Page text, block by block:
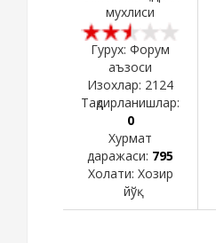
мухлиси
Гурух: Форум
аъзоси
Изохлар: 2124
Тақдирланишлар:
0
Хурмат
даражаси: 795
Холати: Хозир
йўқ